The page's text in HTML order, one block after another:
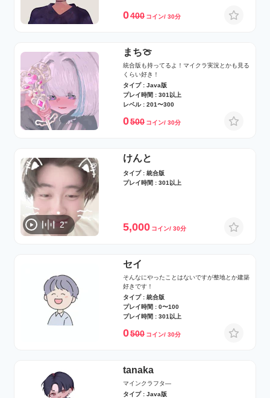
0400 コイン/ 30分
まち🍈
統合版も持ってるよ！マイクラ実況とかも見る
くらい好き！
タイプ : Java版
プレイ時間 : 301以上
レベル : 201〜300
0500 コイン/ 30分
2"
けんと
タイプ : 統合版
プレイ時間 : 301以上
5,000 コイン/ 30分
セイ
そんなにやったことはないですが整地とか建築
好きです！
タイプ : 統合版
プレイ時間 : 0〜100
プレイ時間 : 301以上
0500 コイン/ 30分
tanaka
マインクラフタ―
タイプ : Java版